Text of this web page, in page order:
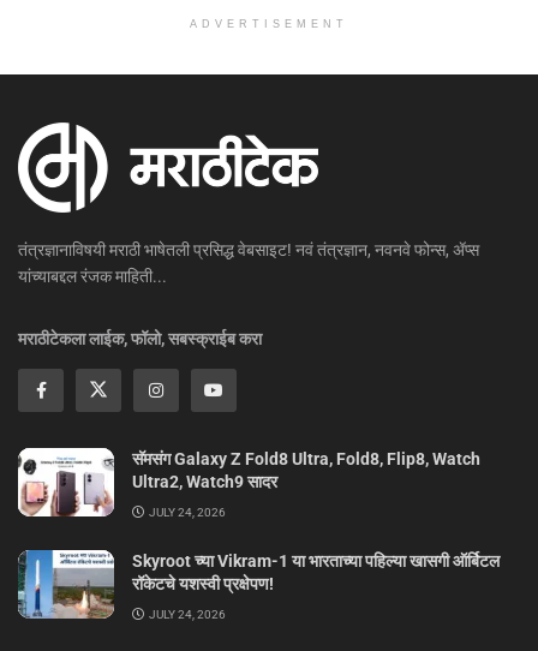
ADVERTISEMENT
तंत्रज्ञानाविषयी मराठी भाषेतली प्रसिद्ध वेबसाइट! नवं तंत्रज्ञान, नवनवे फोन्स, ॲप्स
यांच्याबद्दल रंजक माहिती...
मराठीटेकला लाईक, फॉलो, सबस्क्राईब करा
सॅमसंग Galaxy Z Fold8 Ultra, Fold8, Flip8, Watch
Ultra2, Watch9 सादर
JULY 24, 2026
Skyroot च्या Vikram-1 या भारताच्या पहिल्या खासगी ऑर्बिटल
रॉकेटचे यशस्वी प्रक्षेपण!
JULY 24, 2026